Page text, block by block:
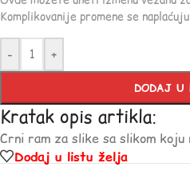
Komplikovanije promene se
- +
DODAJ U
Kratak opis artikla:
Crni ram za slike sa slikom koju
Dodaj u listu želja